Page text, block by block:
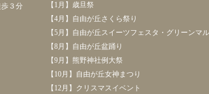
３分
【1月】歳旦祭
【4月】自由が丘さくら祭り
【5月】自由が丘スイーツフェスタ・グリーンマ
【8月】自由が丘盆踊り
【9月】熊野神社例大祭
【10月】自由が丘女神まつり
【12月】クリスマスイベント